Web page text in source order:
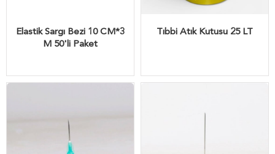
Elastik Sargı Bezi 10 CM*3
M 50'li Paket
Tıbbi Atık Kutusu 25 LT